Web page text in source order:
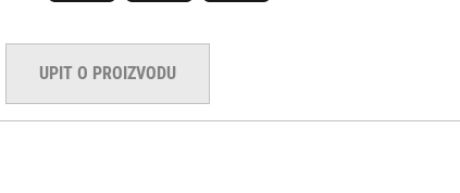
UPIT O PROIZVODU